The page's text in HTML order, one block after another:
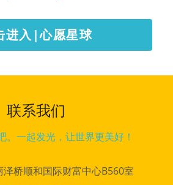
进入|心愿星球
联系我们
。一起发光，让世界更美好！
桥顺和国际财富中心B560室